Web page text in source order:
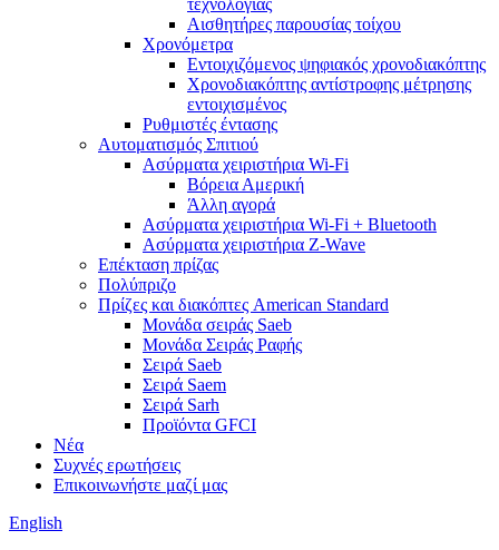
τεχνολογίας
Αισθητήρες παρουσίας τοίχου
Χρονόμετρα
Εντοιχιζόμενος ψηφιακός χρονοδιακόπτης
Χρονοδιακόπτης αντίστροφης μέτρησης
εντοιχισμένος
Ρυθμιστές έντασης
Αυτοματισμός Σπιτιού
Ασύρματα χειριστήρια Wi-Fi
Βόρεια Αμερική
Άλλη αγορά
Ασύρματα χειριστήρια Wi-Fi + Bluetooth
Ασύρματα χειριστήρια Z-Wave
Επέκταση πρίζας
Πολύπριζο
Πρίζες και διακόπτες American Standard
Μονάδα σειράς Saeb
Μονάδα Σειράς Ραφής
Σειρά Saeb
Σειρά Saem
Σειρά Sarh
Προϊόντα GFCI
Νέα
Συχνές ερωτήσεις
Επικοινωνήστε μαζί μας
English